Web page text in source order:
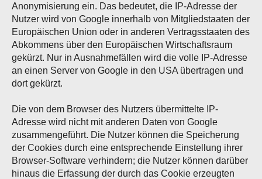
Anonymisierung ein. Das bedeutet, die IP-Adresse der
Nutzer wird von Google innerhalb von Mitgliedstaaten der
Europäischen Union oder in anderen Vertragsstaaten des
Abkommens über den Europäischen Wirtschaftsraum
gekürzt. Nur in Ausnahmefällen wird die volle IP-Adresse
an einen Server von Google in den USA übertragen und
dort gekürzt.
Die von dem Browser des Nutzers übermittelte IP-
Adresse wird nicht mit anderen Daten von Google
zusammengeführt. Die Nutzer können die Speicherung
der Cookies durch eine entsprechende Einstellung ihrer
Browser-Software verhindern; die Nutzer können darüber
hinaus die Erfassung der durch das Cookie erzeugten